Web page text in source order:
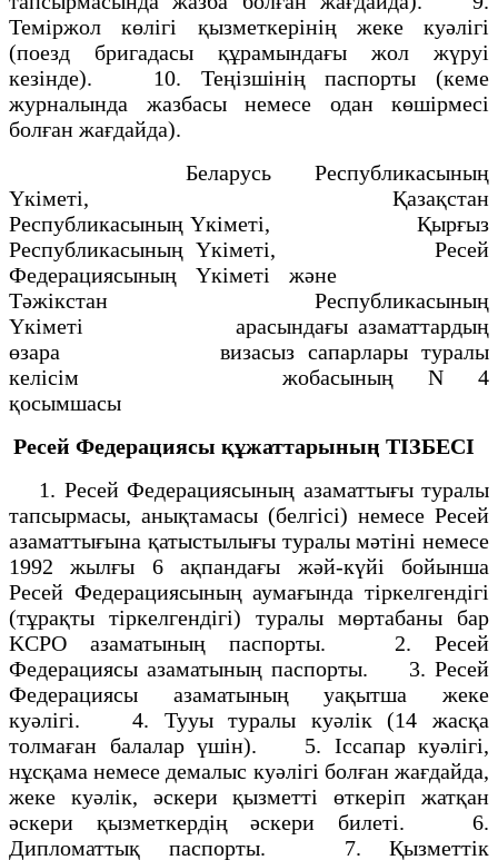
Темiржол көлiгi қызметкерiнiң жеке куәлiгi
(поезд бригадасы құрамындағы жол жүруi
кезiнде). 10. Теңiзшiнiң паспорты (кеме
журналында жазбасы немесе одан көшiрмесi
болған жағдайда).
Беларусь Республикасының
Yкiметi, Қазақстан
Республикасының Yкiметi, Қырғыз
Республикасының Yкiметi, Ресей
Федерациясының Yкiметi және
Тәжiкстан Республикасының
Yкiметi арасындағы азаматтардың
өзара визасыз сапарлары туралы
келiсiм жобасының N 4
қосымшасы
Ресей Федерациясы құжаттарының ТIЗБЕСI
1. Ресей Федерациясының азаматтығы туралы
тапсырмасы, анықтамасы (белгiсi) немесе Ресей
азаматтығына қатыстылығы туралы мәтiнi немесе
1992 жылғы 6 ақпандағы жәй-күйi бойынша
Ресей Федерациясының аумағында тiркелгендiгi
(тұрақты тiркелгендiгi) туралы мөртабаны бар
KCPO азаматының паспорты. 2. Ресей
Федерациясы азаматының паспорты. 3. Ресей
Федерациясы азаматының уақытша жеке
куәлiгi. 4. Тууы туралы куәлiк (14 жасқа
толмаған балалар үшiн). 5. Іссапар куәлiгi,
нұсқама немесе демалыс куәлiгi болған жағдайда,
жеке куәлiк, әскери қызметтi өткерiп жатқан
әскери қызметкердiң әскери билетi. 6.
Дипломаттық паспорты. 7. Қызметтiк